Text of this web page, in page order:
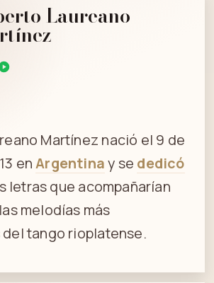
Laureano
Martínez nació el 9 de
enArgentinay se dedicó
letras que acompañarían
melodías más
tango rioplatense.